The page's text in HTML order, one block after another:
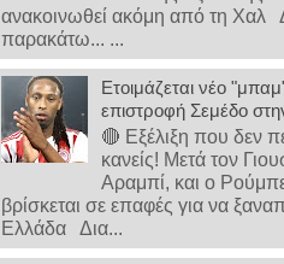
ανακοινωθεί ακόμη από τη Χαλ
παρακάτω... ...
Ετοιμάζεται νέο
επιστροφή Σεμέδο
🔴 Εξέλιξη που δεν
κανείς! Μετά τον
Αραμπί, και ο
βρίσκεται σε επαφές για να
Ελλάδα Δια...